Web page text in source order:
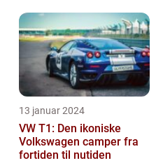
13 januar 2024
VW T1: Den ikoniske
Volkswagen camper fra
fortiden til nutiden